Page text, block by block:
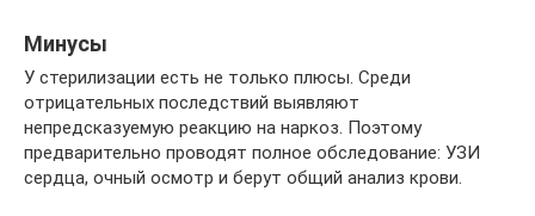
Минусы
У стерилизации есть не только плюсы. Среди
отрицательных последствий выявляют
непредсказуемую реакцию на наркоз. Поэтому
предварительно проводят полное обследование: УЗИ
сердца, очный осмотр и берут общий анализ крови.